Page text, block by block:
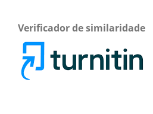
Verificador de similaridade